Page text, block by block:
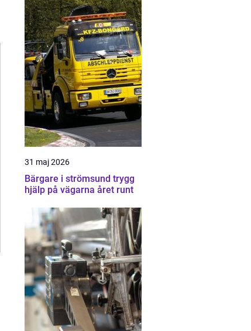
31 maj 2026
Bärgare i strömsund trygg
hjälp på vägarna året runt